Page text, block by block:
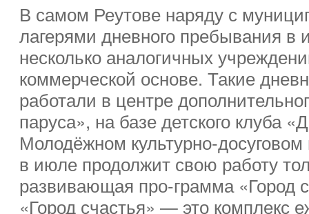
В самом Реутове наряду с
лагерями дневного пребывания в
несколько аналогичных
коммерческой основе. Такие
работали в центре
паруса», на базе детского клуба
Молодёжном культурно-
в июле продолжит свою работу
развивающая про-грамма «Город
«Город счастья» — это комплекс